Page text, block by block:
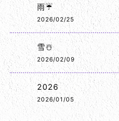
雨☔
2026/02/25
雪☃️
2026/02/09
2026
2026/01/05